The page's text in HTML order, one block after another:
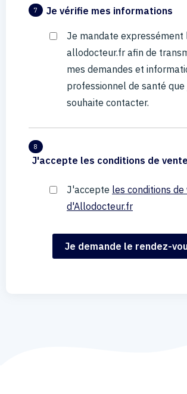
7 Je vérifie mes informations
Je mandate expressément
allodocteur.fr afin de
mes demandes et
professionnel de santé que
souhaite contacter.
8
J'accepte les conditions de
J'accepte les conditions de
d'Allodocteur.fr